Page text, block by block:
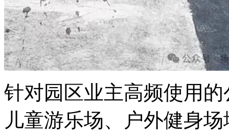
针对园区业主高频使用
儿童游乐场、户外健身